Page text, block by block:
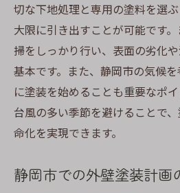
切な下地処理と専用の塗料を選
大限に引き出すことが可能です
掃をしっかり行い、表面の劣化
基本です。また、静岡市の気候
に塗装を始めることも重要なポ
台風の多い季節を避けることで
命化を実現できます。
静岡市での外壁塗装計画